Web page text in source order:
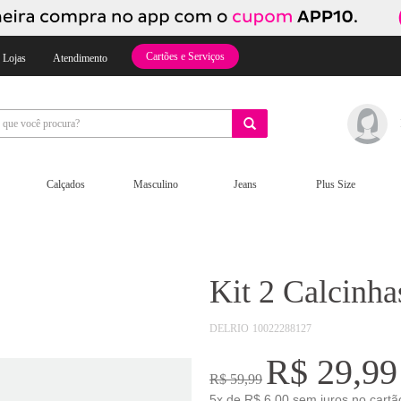
Lojas Atendimento Cartões e Serviços
Calçados Masculino Jeans Plus Size
Kit 2
DELRIO 10022288127
R$ 59,99 R$ 29,99